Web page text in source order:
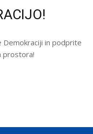
Demokraciji in podprite
prostora!